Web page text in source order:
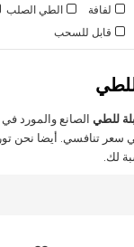
لفافة الطي الصلب
قابل للسحب
للطي الصانع والمورد
سعر تنافسي. أيضا نحن
لك.